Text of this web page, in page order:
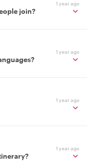
1 year ago
join?
1 year ago
1 year ago
1 year ago